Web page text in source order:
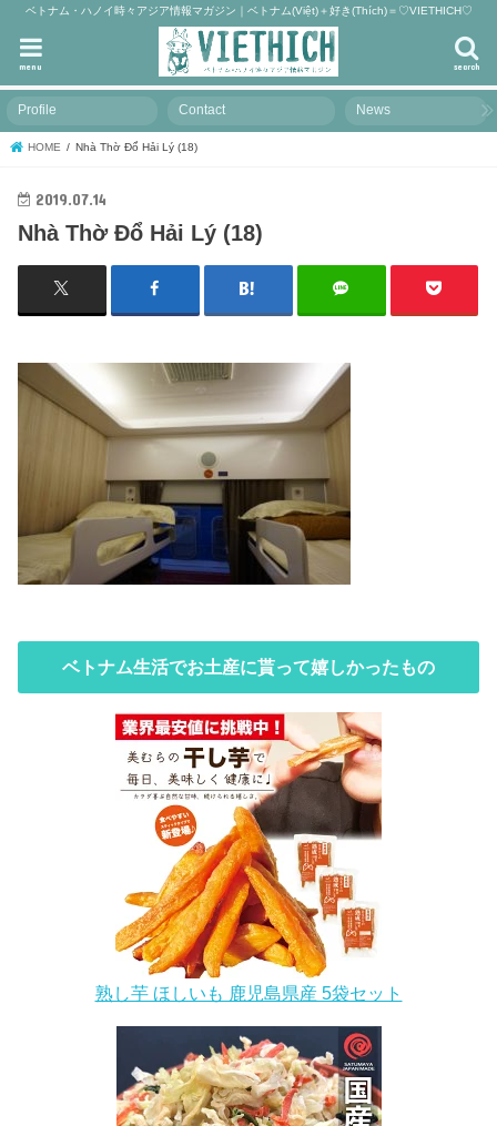
ベトナム・ハノイ時々アジア情報マガジン｜ベトナム(Việt)＋好き(Thích)＝♡VIETHICH♡
search
menu
Profile Contact News
HOME Nhà Thờ Đổ Hải Lý (18)
2019.07.14
Nhà Thờ Đổ Hải Lý (18)
ベトナム生活でお土産に貰って嬉しかったもの
熟し芋 ほしいも 鹿児島県産 5袋セット